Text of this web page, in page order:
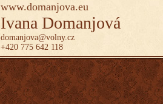
www.domanjova.eu
Ivana Domanjová
domanjova@volny.cz
+420 775 642 118